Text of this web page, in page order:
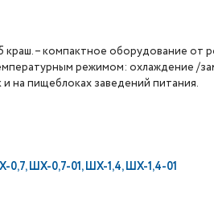
– компактное оборудование от
режимом: охлаждение /
на пищеблоках заведений питания.
ШХ-0,7-01, ШХ-1,4, ШХ-1,4-01